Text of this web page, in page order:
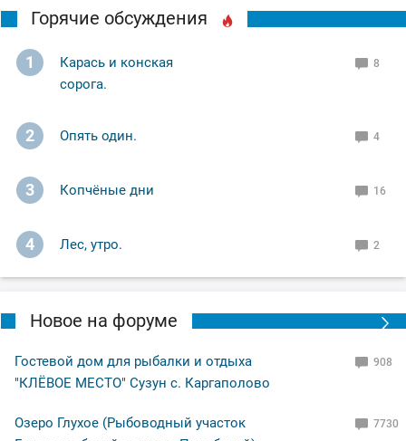
Горячие обсуждения
1
Карась и конская
сорога.
8
2 Опять один. 4
3 Копчёные дни 16
4 Лес, утро. 2
Новое на форуме
Гостевой дом для рыбалки и отдыха
"КЛЁВОЕ МЕСТО" Сузун с. Каргаполово
908
Озеро Глухое (Рыбоводный участок
7730